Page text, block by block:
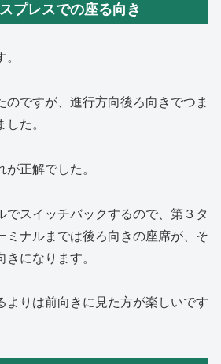
プレスでの座る向き
のですが、進行方向後ろ向きでつま
た。
が正解でした。
でスイッチバックするので、第３タ
ミナルまでは後ろ向きの座席が、そ
になります。
よりは前向きに見た方が楽しいです